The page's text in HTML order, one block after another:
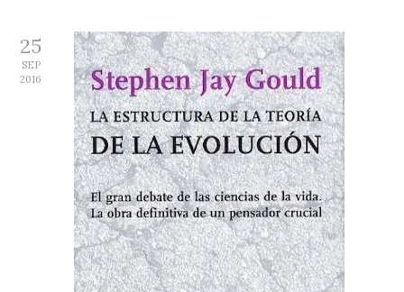
25
SEP
2016